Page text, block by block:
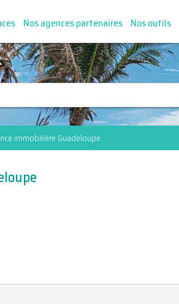
Nos agences partenaires Nos outils
immobilière Guadeloupe